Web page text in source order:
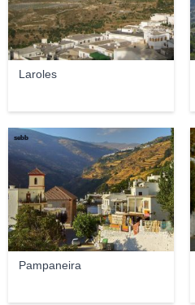
Laroles
Pampaneira
sebb